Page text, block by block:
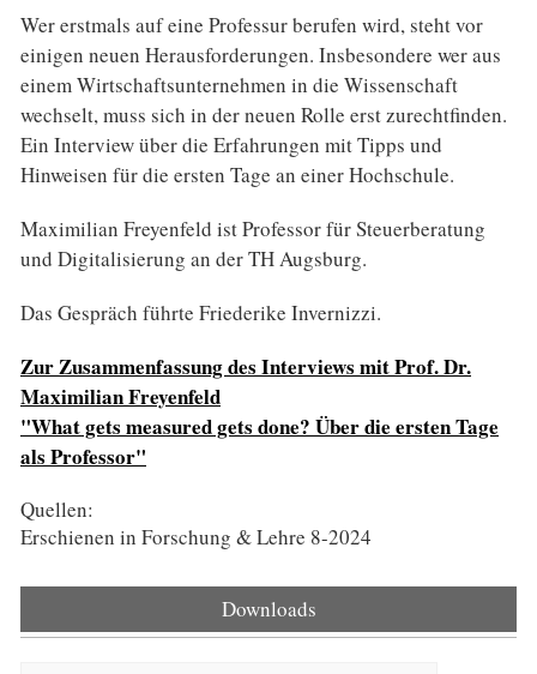
Wer erstmals auf eine Professur berufen wird, steht vor
einigen neuen Herausforderungen. Insbesondere wer aus
einem Wirtschaftsunternehmen in die Wissenschaft
wechselt, muss sich in der neuen Rolle erst zurechtfinden.
Ein Interview über die Erfahrungen mit Tipps und
Hinweisen für die ersten Tage an einer Hochschule.
Maximilian Freyenfeld ist Professor für Steuerberatung
und Digitalisierung an der TH Augsburg.
Das Gespräch führte Friederike Invernizzi.
Zur Zusammenfassung des Interviews mit Prof. Dr.
Maximilian Freyenfeld
"What gets measured gets done? Über die ersten Tage
als Professor"
Quellen:
Erschienen in Forschung & Lehre 8-2024
Downloads